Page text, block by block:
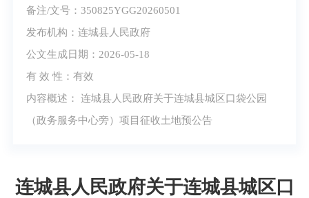
备注/文号：350825YGG20260501
发布机构：连城县人民政府
公文生成日期：2026-05-18
有 效 性：有效
内容概述： 连城县人民政府关于连城县城区口袋公园
（政务服务中心旁）项目征收土地预公告
连城县人民政府关于连城县城区口